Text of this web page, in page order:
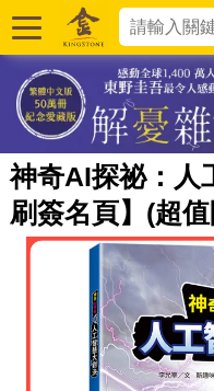
神奇AI探祕：人
刷簽名頁】(超